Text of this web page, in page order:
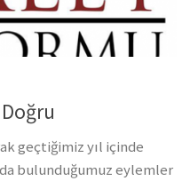
geçtiğimiz yıl içinde
bulunduğumuz eylemler